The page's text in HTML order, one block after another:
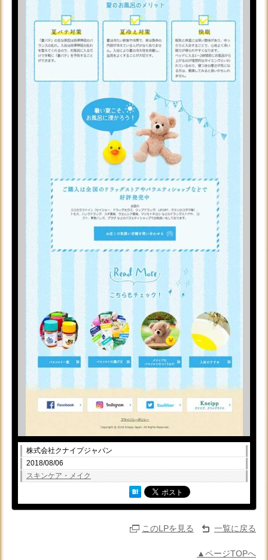
株式会社クナイプジャパン
2018/08/06
スキンケア・メイク
このLPを見る 一覧に戻る
▲ページTOPへ